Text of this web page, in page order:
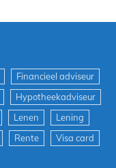
Financieel adviseur
Hypotheekadviseur
Lenen
Lening
Rente Visa card